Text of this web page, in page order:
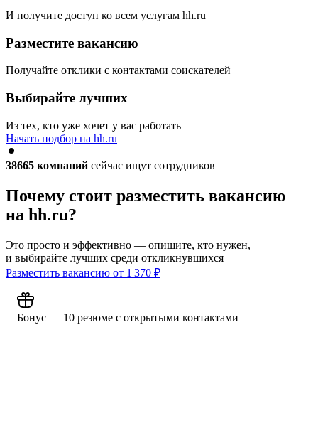
И получите доступ ко всем услугам hh.ru
Разместите вакансию
Получайте отклики с контактами соискателей
Выбирайте лучших
Из тех, кто уже хочет у вас работать
Начать подбор на hh.ru
38665 компаний сейчас ищут сотрудников
Почему стоит разместить вакансию
на hh.ru?
Это просто и эффективно — опишите, кто нужен,
и выбирайте лучших среди откликнувшихся
Разместить вакансию от 1 370 ₽
Бонус — 10 резюме с открытыми контактами